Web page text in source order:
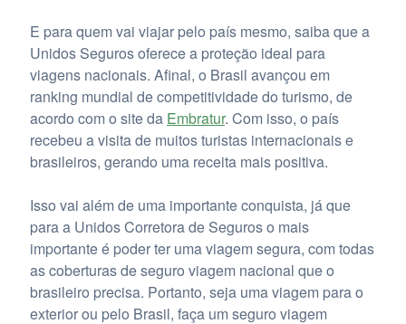
E para quem vai viajar pelo país mesmo, saiba que a
Unidos Seguros oferece a proteção ideal para
viagens nacionais. Afinal, o Brasil avançou em
ranking mundial de competitividade do turismo, de
acordo com o site da Embratur. Com isso, o país
recebeu a visita de muitos turistas internacionais e
brasileiros, gerando uma receita mais positiva.
Isso vai além de uma importante conquista, já que
para a Unidos Corretora de Seguros o mais
importante é poder ter uma viagem segura, com todas
as coberturas de seguro viagem nacional que o
brasileiro precisa. Portanto, seja uma viagem para o
exterior ou pelo Brasil, faça um seguro viagem